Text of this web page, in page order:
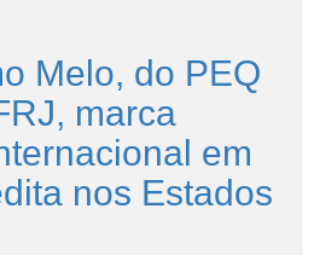
Melo, do PEQ
marca
em
nos Estados